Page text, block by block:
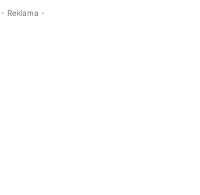
- Reklama -